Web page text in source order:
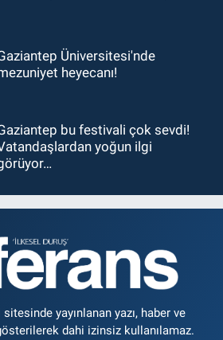
Üniversitesi'nde
heyecanı!
bu festivali çok sevdi!
yoğun ilgi
yayınlanan yazı, haber ve
dahi izinsiz kullanılamaz.